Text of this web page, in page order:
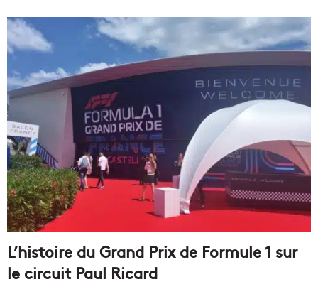
L’histoire du Grand Prix de Formule 1 sur
le circuit Paul Ricard